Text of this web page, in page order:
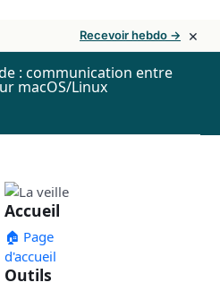
Recevoir hebdo → ×
: communication entre
macOS/Linux
Accueil
🏠 Page
d'accueil
Outils